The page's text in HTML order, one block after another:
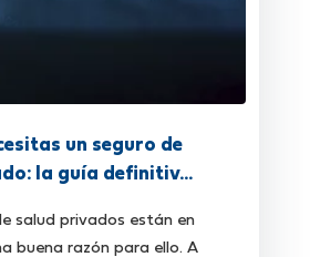
un seguro de
la guía definitiv...
salud privados están en
buena razón para ello. A